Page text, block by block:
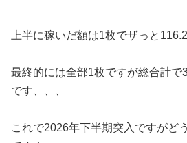
上半に稼いだ額は1枚でザっと
最終的には全部1枚ですが総合計で
です、、、
これで2026年下半期突入ですがど